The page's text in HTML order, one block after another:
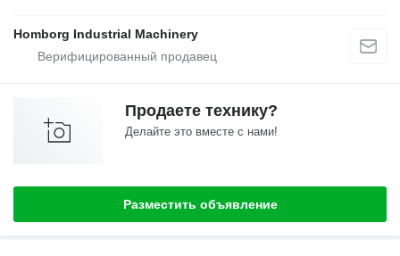
Homborg Industrial Machinery
Продаете технику?
Делайте это вместе с нами!
Разместить объявление